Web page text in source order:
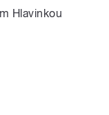
Hlavinkou